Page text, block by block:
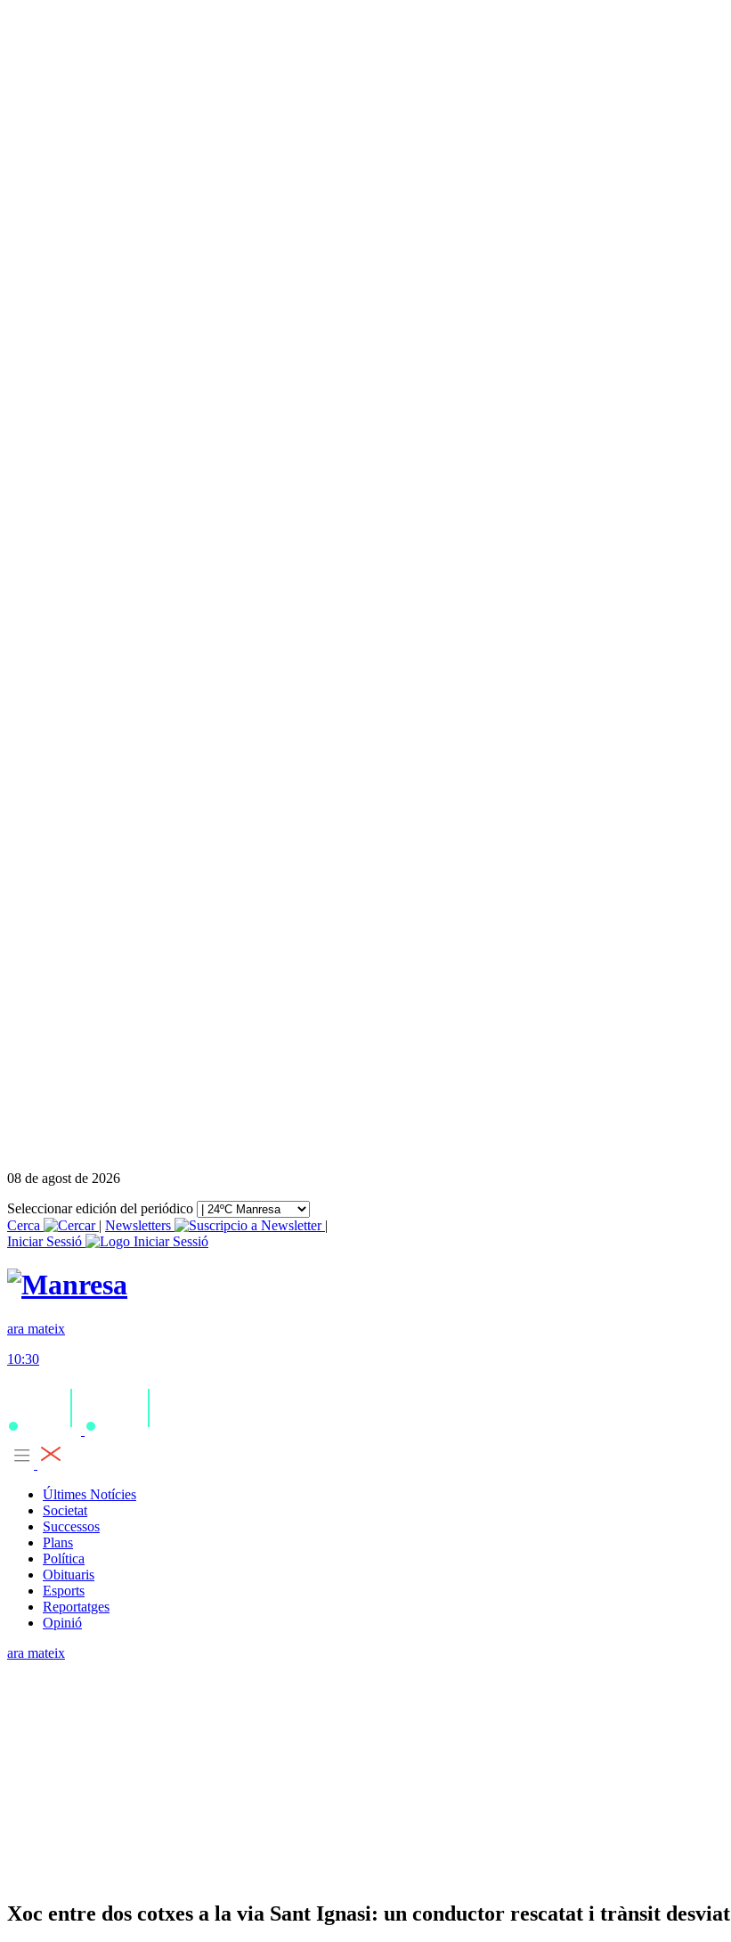
08 de agost de 2026
Seleccionar edición del periódico
Cerca
| Newsletters
|
Iniciar Sessió
ara mateix
10:30
Últimes Notícies
Societat
Successos
Plans
Política
Obituaris
Esports
Reportatges
Opinió
ara mateix
Xoc entre dos cotxes a la via Sant Ignasi: un conductor rescatat i trànsit desviat